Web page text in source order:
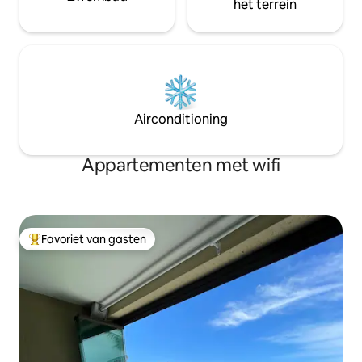
het terrein
Airconditioning
Appartementen met wifi
Topfavoriet van gasten
Favoriet van gasten